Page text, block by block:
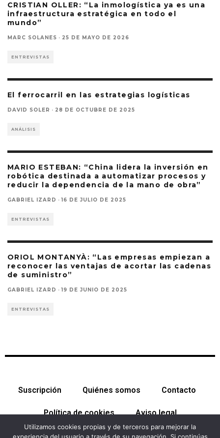
CRISTIAN OLLER: “La inmologística ya es una
infraestructura estratégica en todo el
mundo”
MARC SOLANES · 25 DE MAYO DE 2026
ENTREVISTAS
El ferrocarril en las estrategias logísticas
DAVID SOLER · 28 DE OCTUBRE DE 2025
ANÁLISIS
MARIO ESTEBAN: “China lidera la inversión en
robótica destinada a automatizar procesos y
reducir la dependencia de la mano de obra”
GABRIEL IZARD · 16 DE JULIO DE 2025
ENTREVISTAS
ORIOL MONTANYÀ: “Las empresas empiezan a
reconocer las ventajas de acortar las cadenas
de suministro”
GABRIEL IZARD · 19 DE JUNIO DE 2025
ENTREVISTAS
Suscripción Quiénes somos Contacto
Política de cookies Aviso legal
Utilizamos cookies propias y de terceros para mejorar la